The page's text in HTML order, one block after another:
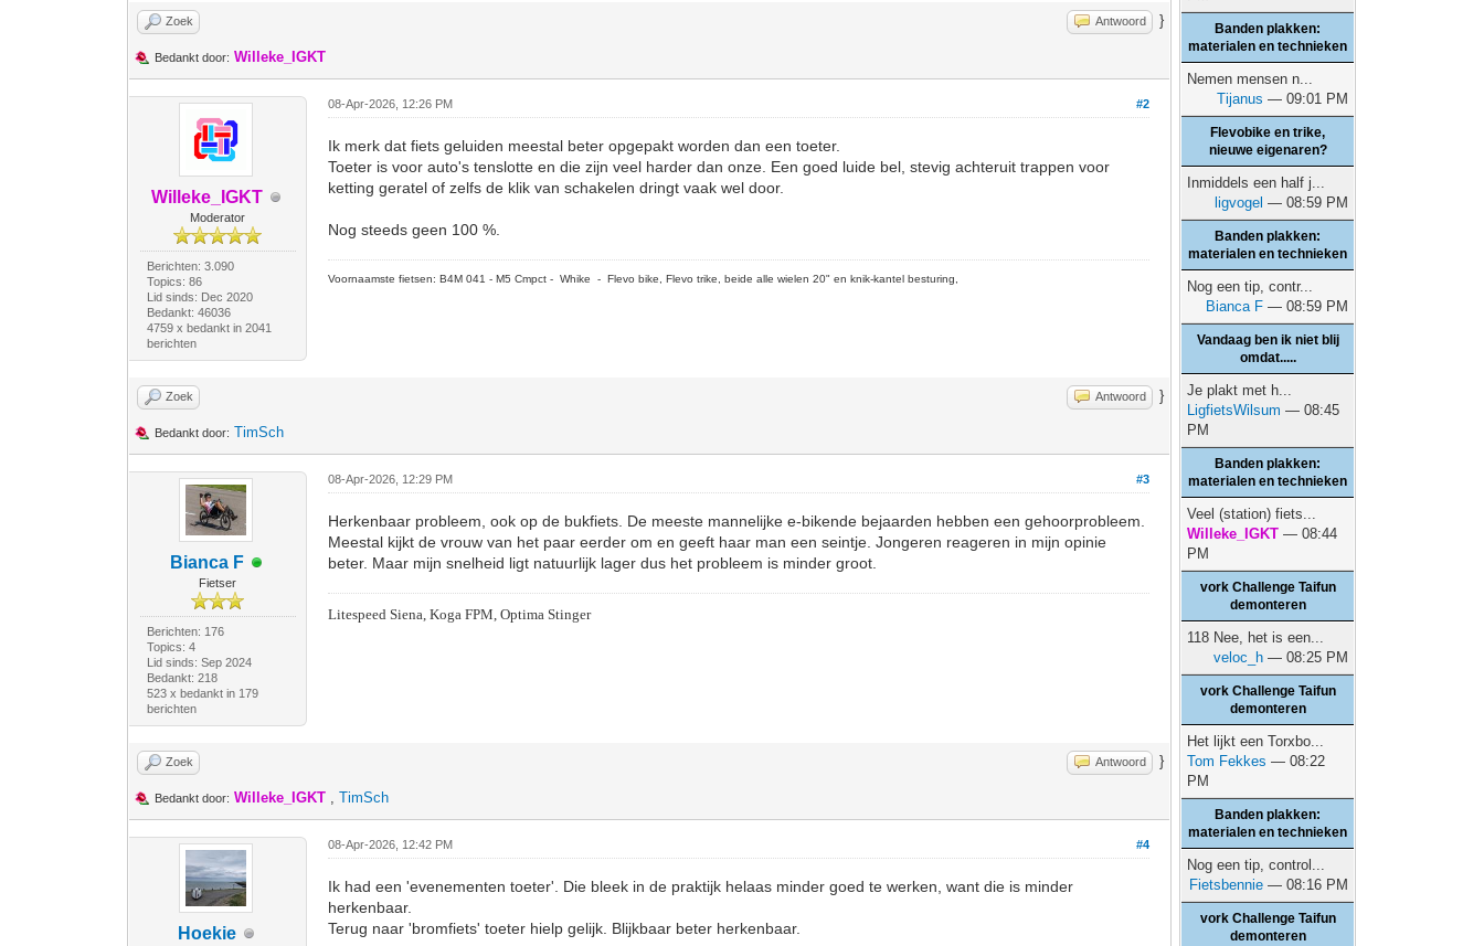
Zoek Antwoord }
Bedankt door: Willeke_IGKT
Willeke_IGKT
Moderator
Berichten: 3.090
Topics: 86
Lid sinds: Dec 2020
Bedankt: 46036
4759 x bedankt in 2041
berichten
#2
08-Apr-2026, 12:26 PM
Ik merk dat fiets geluiden meestal beter opgepakt worden dan een toeter.
Toeter is voor auto's tenslotte en die zijn veel harder dan onze. Een goed luide bel, stevig achteruit trappen voor
ketting geratel of zelfs de klik van schakelen dringt vaak wel door.
Nog steeds geen 100 %.
Voornaamste fietsen: B4M 041 - M5 Cmpct - Whike - Flevo bike, Flevo trike, beide alle wielen 20" en knik-kantel besturing,
Zoek Antwoord }
Bedankt door: TimSch
Bianca F
Fietser
Berichten: 176
Topics: 4
Lid sinds: Sep 2024
Bedankt: 218
523 x bedankt in 179
berichten
#3
08-Apr-2026, 12:29 PM
Herkenbaar probleem, ook op de bukfiets. De meeste mannelijke e-bikende bejaarden hebben een gehoorprobleem.
Meestal kijkt de vrouw van het paar eerder om en geeft haar man een seintje. Jongeren reageren in mijn opinie
beter. Maar mijn snelheid ligt natuurlijk lager dus het probleem is minder groot.
Litespeed Siena, Koga FPM, Optima Stinger
Zoek Antwoord }
Bedankt door: Willeke_IGKT ,TimSch
Hoekie
#4
08-Apr-2026, 12:42 PM
Ik had een 'evenementen toeter'. Die bleek in de praktijk helaas minder goed te werken, want die is minder
herkenbaar.
Terug naar 'bromfiets' toeter hielp gelijk. Blijkbaar beter herkenbaar.
Banden plakken:
materialen en technieken
Nemen mensen n...
Tijanus — 09:01 PM
Flevobike en trike,
nieuwe eigenaren?
Inmiddels een half j...
ligvogel — 08:59 PM
Banden plakken:
materialen en technieken
Nog een tip, contr...
Bianca F — 08:59 PM
Vandaag ben ik niet blij
omdat.....
Je plakt met h...
LigfietsWilsum — 08:45
PM
Banden plakken:
materialen en technieken
Veel (station) fiets...
Willeke_IGKT — 08:44
PM
vork Challenge Taifun
demonteren
118 Nee, het is een...
veloc_h — 08:25 PM
vork Challenge Taifun
demonteren
Het lijkt een Torxbo...
Tom Fekkes — 08:22
PM
Banden plakken:
materialen en technieken
Nog een tip, control...
Fietsbennie — 08:16 PM
vork Challenge Taifun
demonteren